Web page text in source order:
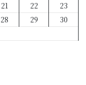
21 22
23
28 29
30